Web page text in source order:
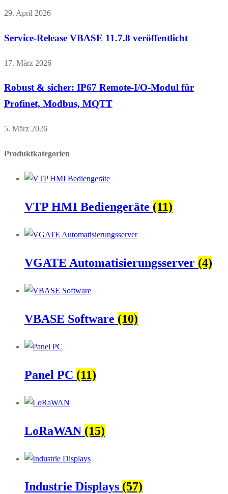
29. April 2026
Service-Release VBASE 11.7.8 veröffentlicht
17. März 2026
Robust & sicher: IP67 Remote-I/O-Modul für
Profinet, Modbus, MQTT
5. März 2026
Produktkategorien
VTP HMI Bediengeräte (11)
VGATE Automatisierungsserver (4)
VBASE Software (10)
Panel PC (11)
LoRaWAN (15)
Industrie Displays (57)